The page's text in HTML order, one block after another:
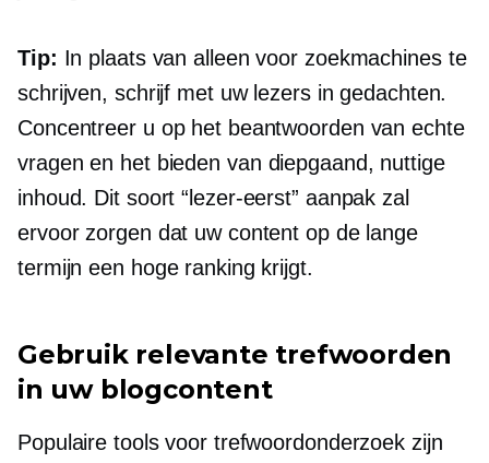
Tip: In plaats van alleen voor zoekmachines te
schrijven, schrijf met uw lezers in gedachten.
Concentreer u op het beantwoorden van echte
vragen en het bieden van diepgaand, nuttige
inhoud. Dit soort“lezer-eerst” aanpak zal
ervoor zorgen dat uw content op de lange
termijn een hoge ranking krijgt.
Gebruik relevante trefwoorden
in uw blogcontent
Populaire tools voor trefwoordonderzoek zijn